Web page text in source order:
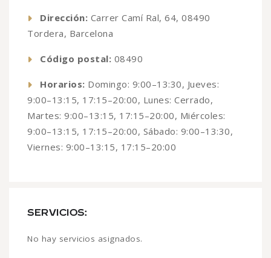
Dirección: Carrer Camí Ral, 64, 08490
Tordera, Barcelona
Código postal: 08490
Horarios: Domingo: 9:00–13:30, Jueves:
9:00–13:15, 17:15–20:00, Lunes: Cerrado,
Martes: 9:00–13:15, 17:15–20:00, Miércoles:
9:00–13:15, 17:15–20:00, Sábado: 9:00–13:30,
Viernes: 9:00–13:15, 17:15–20:00
SERVICIOS:
No hay servicios asignados.